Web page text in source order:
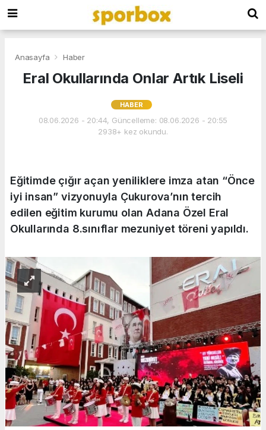
Anasayfa Haber
Eral Okullarında Onlar Artık Liseli
HABER
08.06.2026 - 20:44, Güncelleme: 08.06.2026 - 20:55
2938+ kez okundu.
Eğitimde çığır açan yeniliklere imza atan “Önce
iyi insan” vizyonuyla Çukurova’nın tercih
edilen eğitim kurumu olan Adana Özel Eral
Okullarında 8.sınıflar mezuniyet töreni yapıldı.